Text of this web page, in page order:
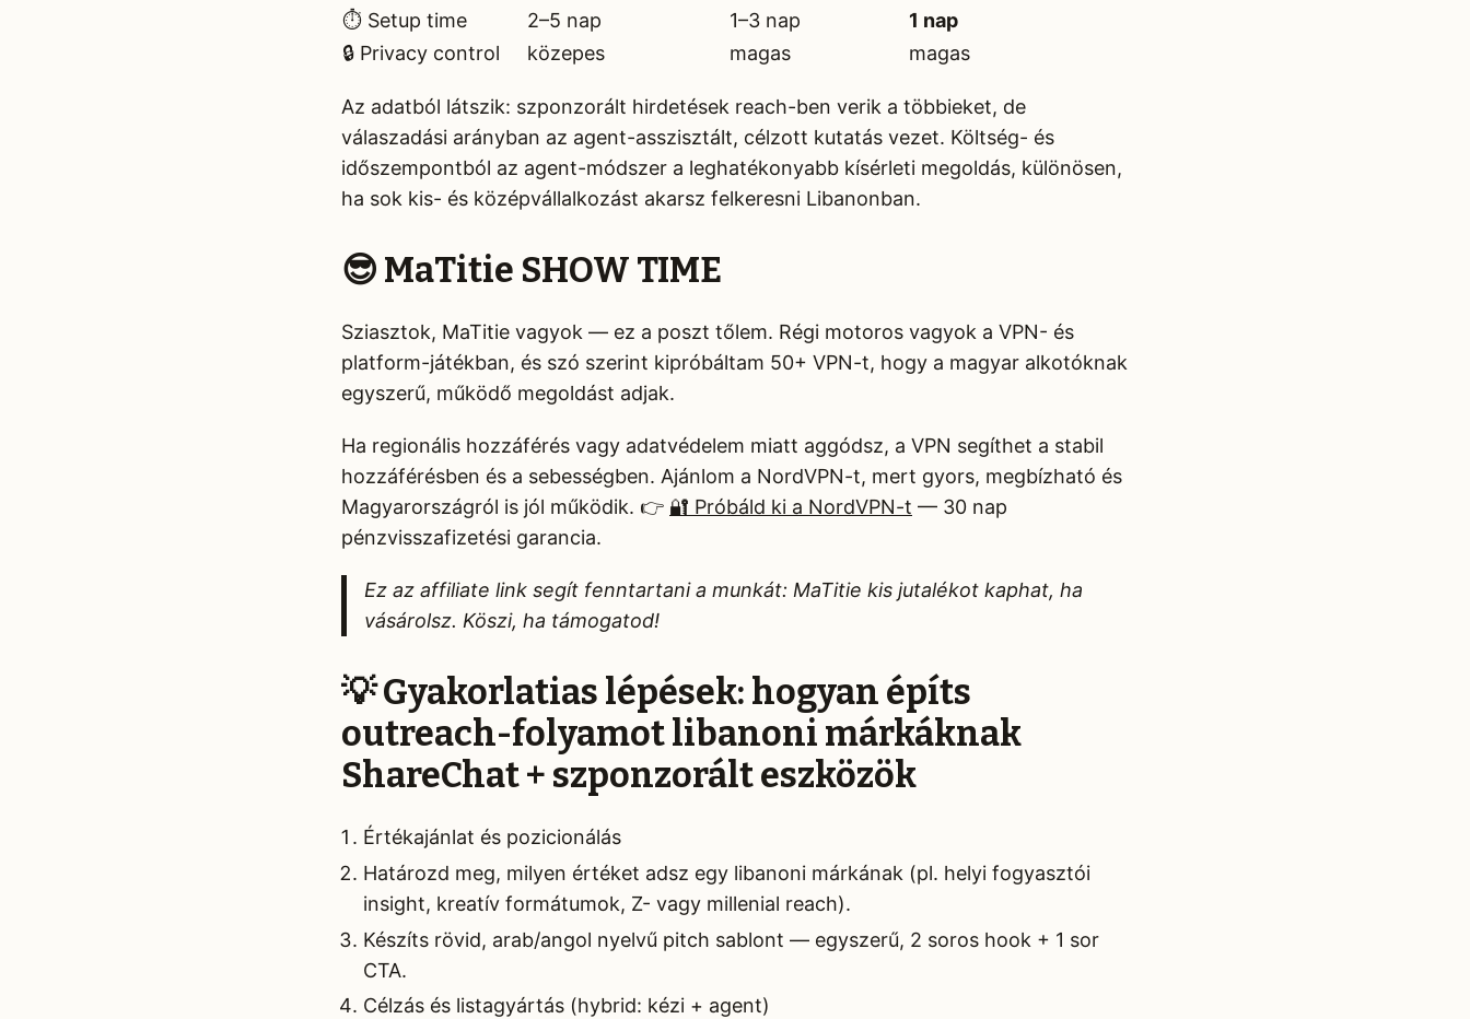
⏱️ Setup time 2–5 nap 1–3 nap
1 nap
🔒 Privacy control
közepes magas magas
Az adatból látszik: szponzorált hirdetések reach-ben verik a többieket, de
válaszadási arányban az agent-asszisztált, célzott kutatás vezet. Költség- és
időszempontból az agent-módszer a leghatékonyabb kísérleti megoldás, különösen,
ha sok kis- és középvállalkozást akarsz felkeresni Libanonban.
😎 MaTitie SHOW TIME
Sziasztok, MaTitie vagyok — ez a poszt tőlem. Régi motoros vagyok a VPN- és
platform-játékban, és szó szerint kipróbáltam 50+ VPN-t, hogy a magyar alkotóknak
egyszerű, működő megoldást adjak.
Ha regionális hozzáférés vagy adatvédelem miatt aggódsz, a VPN segíthet a stabil
hozzáférésben és a sebességben. Ajánlom a NordVPN-t, mert gyors, megbízható és
Magyarországról is jól működik. 👉 🔐 Próbáld ki a NordVPN-t — 30 nap
pénzvisszafizetési garancia.
Ez az affiliate link segít fenntartani a munkát: MaTitie kis jutalékot kaphat, ha
vásárolsz. Köszi, ha támogatod!
💡 Gyakorlatias lépések: hogyan építs
outreach-folyamot libanoni márkáknak
ShareChat + szponzorált eszközök
Értékajánlat és pozicionálás
Határozd meg, milyen értéket adsz egy libanoni márkának (pl. helyi fogyasztói
insight, kreatív formátumok, Z- vagy millenial reach).
Készíts rövid, arab/angol nyelvű pitch sablont — egyszerű, 2 soros hook + 1 sor
CTA.
Célzás és listagyártás (hybrid: kézi + agent)